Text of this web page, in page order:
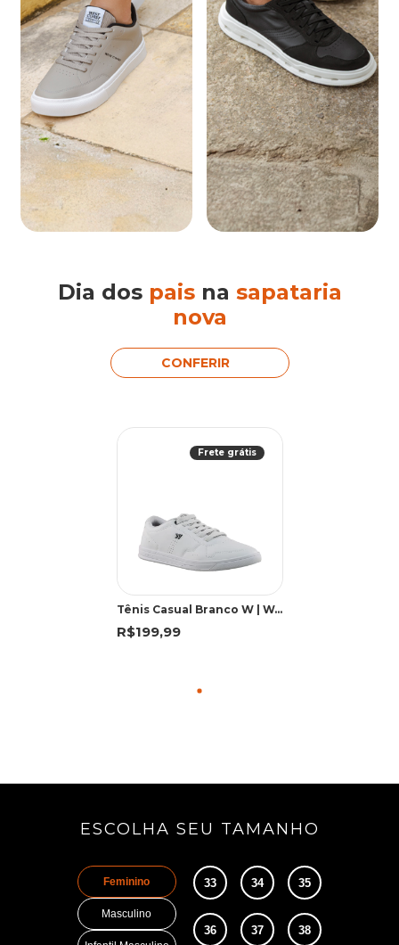
Dia dospaisna sapataria
nova
CONFERIR
Frete grátis
Tênis Casual Branco W | West Coast
R$199,99
ESCOLHA SEU TAMANHO
Feminino
Masculino
33 34 35
36 37 38